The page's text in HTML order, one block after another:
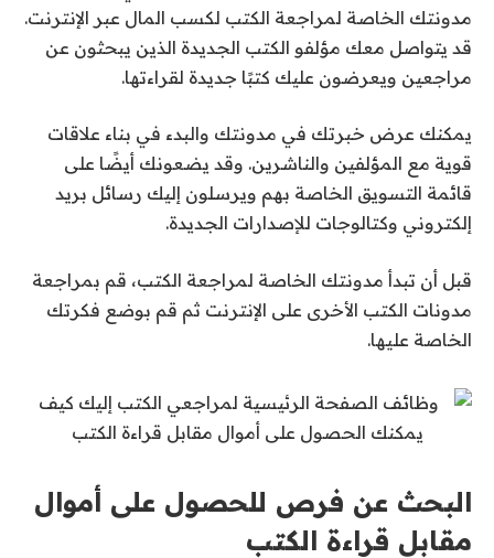
مدونتك الخاصة لمراجعة الكتب لكسب المال عبر الإنترنت.
قد يتواصل معك مؤلفو الكتب الجديدة الذين يبحثون عن
مراجعين ويعرضون عليك كتبًا جديدة لقراءتها.
يمكنك عرض خبرتك في مدونتك والبدء في بناء علاقات
قوية مع المؤلفين والناشرين. وقد يضعونك أيضًا على
قائمة التسويق الخاصة بهم ويرسلون إليك رسائل بريد
إلكتروني وكتالوجات للإصدارات الجديدة.
قبل أن تبدأ مدونتك الخاصة لمراجعة الكتب، قم بمراجعة
مدونات الكتب الأخرى على الإنترنت ثم قم بوضع فكرتك
الخاصة عليها.
البحث عن فرص للحصول على أموال
مقابل قراءة الكتب